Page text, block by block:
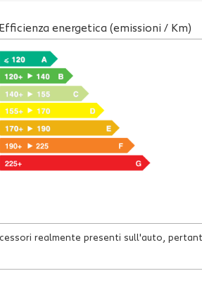
Efficienza energetica (emissioni / Km)
realmente presenti sull'auto,